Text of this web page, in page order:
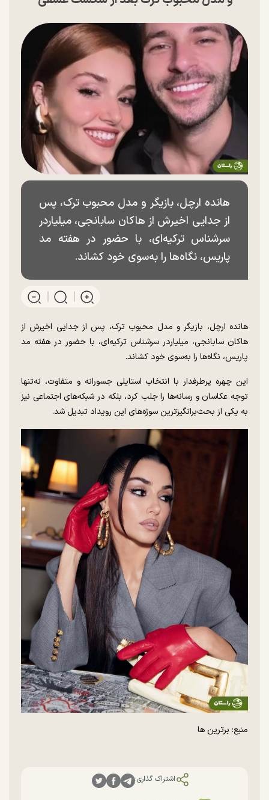
هانده ارچل، بازیگر و مدل محبوب ترک، پس
از جدایی اخیرش از هاکان سابانجی، میلیاردر
سرشناس ترکیه‌ای، با حضور در هفته مد
پاریس، نگاه‌ها را به‌سوی خود کشاند.
هانده ارچل، بازیگر و مدل محبوب ترک، پس از جدایی اخیرش از
هاکان سابانجی، میلیاردر سرشناس ترکیه‌ای، با حضور در هفته مد
پاریس، نگاه‌ها را به‌سوی خود کشاند.
این چهره پرطرفدار با انتخاب استایلی جسورانه و متفاوت، نه‌تنها
توجه عکاسان و رسانه‌ها را جلب کرد، بلکه در شبکه‌های اجتماعی نیز
به یکی از بحث‌برانگیزترین سوژه‌های این رویداد تبدیل شد.
منبع: برترین ها
اشتراک گذاری: